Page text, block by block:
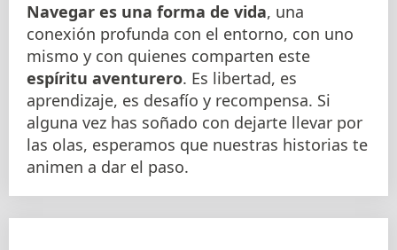
Navegar es una forma de vida, una
conexión profunda con el entorno, con uno
mismo y con quienes comparten este
espíritu aventurero. Es libertad, es
aprendizaje, es desafío y recompensa. Si
alguna vez has soñado con dejarte llevar por
las olas, esperamos que nuestras historias te
animen a dar el paso.